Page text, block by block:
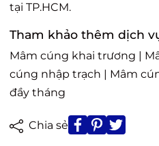
tại TP.HCM.
Tham khảo thêm dịch
Mâm cúng khai trương |
cúng nhập trạch | Mâm
đầy tháng
Chia sẻ